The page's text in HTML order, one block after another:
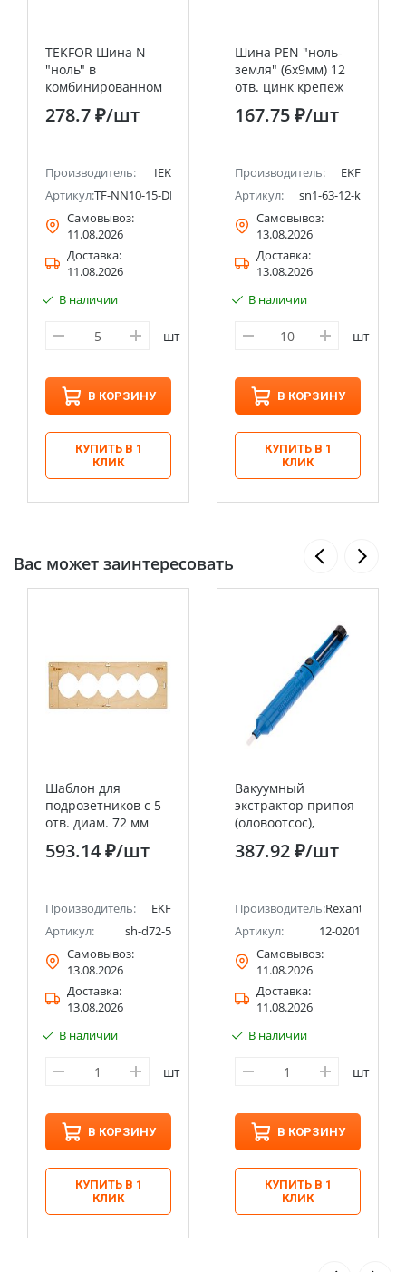
TEKFOR Шина N
"ноль" в
комбинированном
DIN-изоляторе
"Стойка" 6х9-15-С
278.7 ₽/шт
Производитель:
IEK
Артикул:TF-NN10-15-DP-K07
Самовывоз:
11.08.2026
Доставка:
11.08.2026
В наличии
шт
В КОРЗИНУ
КУПИТЬ В 1
КЛИК
Шина PEN "ноль-
земля" (6x9мм) 12
отв. цинк крепеж
по краям EKF
167.75 ₽/шт
Производитель:
EKF
Артикул:
sn1-63-12-k
Самовывоз:
13.08.2026
Доставка:
13.08.2026
В наличии
шт
В КОРЗИНУ
КУПИТЬ В 1
КЛИК
Вас может заинтересовать
Шаблон для
подрозетников c 5
отв. диам. 72 мм
EKF Expert
593.14 ₽/шт
Производитель:
EKF
Артикул:
sh-d72-5
Самовывоз:
13.08.2026
Доставка:
13.08.2026
В наличии
шт
В КОРЗИНУ
КУПИТЬ В 1
КЛИК
Вакуумный
экстрактор припоя
(оловоотсос),
пластик REXANT
387.92 ₽/шт
Производитель:Rexant
Артикул:
12-0201
Самовывоз:
11.08.2026
Доставка:
11.08.2026
В наличии
шт
В КОРЗИНУ
КУПИТЬ В 1
КЛИК